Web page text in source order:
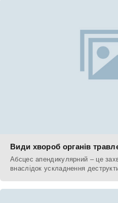
Види хвороб органів
Абсцес апендикулярний – це
внаслідок ускладнення